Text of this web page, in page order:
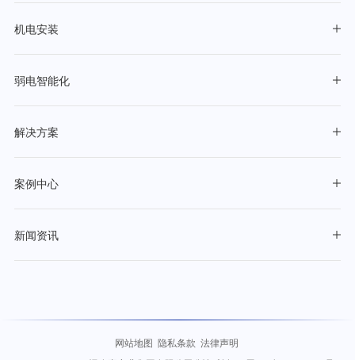
机电安装
弱电智能化
解决方案
案例中心
新闻资讯
网站地图 隐私条款 法律声明